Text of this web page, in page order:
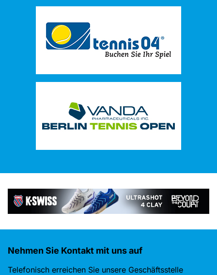
Nehmen Sie Kontakt mit uns auf
Telefonisch erreichen Sie unsere Geschäftsstelle